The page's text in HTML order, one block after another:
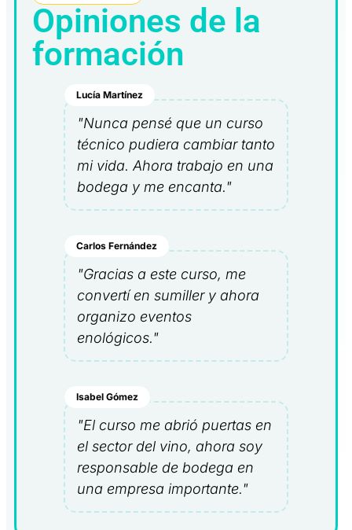
Opiniones de la
formación
Lucía Martínez
"Nunca pensé que un curso
técnico pudiera cambiar tanto
mi vida. Ahora trabajo en una
bodega y me encanta."
Carlos Fernández
"Gracias a este curso, me
convertí en sumiller y ahora
organizo eventos
enológicos."
Isabel Gómez
"El curso me abrió puertas en
el sector del vino, ahora soy
responsable de bodega en
una empresa importante."